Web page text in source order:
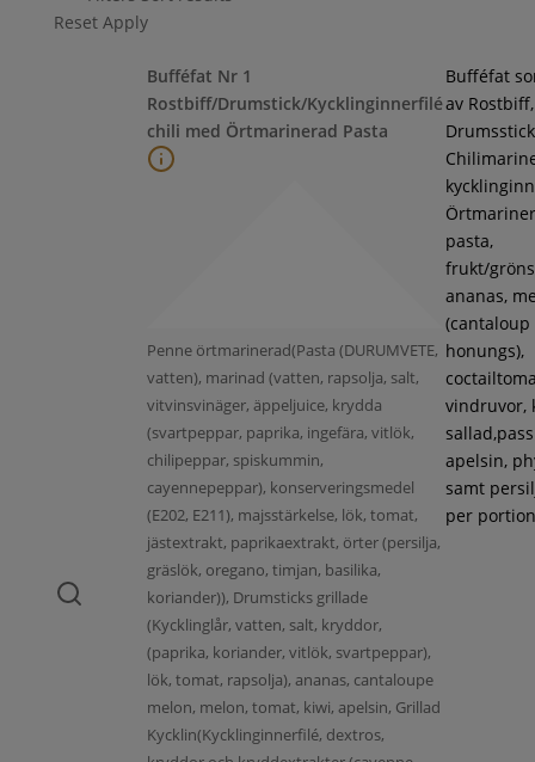
Reset Apply
Bufféfat Nr 1
Rostbiff/Drumstick/Kycklinginnerfilé
chili med Örtmarinerad Pasta
Penne örtmarinerad(Pasta (DURUMVETE,
vatten), marinad (vatten, rapsolja, salt,
vitvinsvinäger, äppeljuice, krydda
(svartpeppar, paprika, ingefära, vitlök,
chilipeppar, spiskummin,
cayennepeppar), konserveringsmedel
(E202, E211), majsstärkelse, lök, tomat,
jästextrakt, paprikaextrakt, örter (persilja,
gräslök, oregano, timjan, basilika,
koriander)), Drumsticks grillade
(Kycklinglår, vatten, salt, kryddor,
(paprika, koriander, vitlök, svartpeppar),
lök, tomat, rapsolja), ananas, cantaloupe
melon, melon, tomat, kiwi, apelsin, Grillad
Kycklin(Kycklinginnerfilé, dextros,
Bufféfat
av Rostbiff,
pasta,
frukt/
ananas,
(cantaloup
honungs),
vindruvor,
apelsin,
samt
per